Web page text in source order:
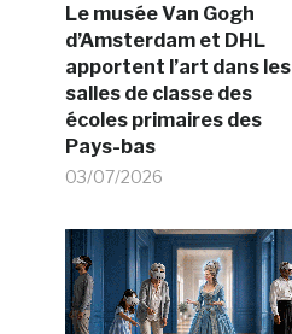
Le musée Van Gogh
d’Amsterdam et DHL
apportent l’art dans les
salles de classe des
écoles primaires des
Pays-bas
03/07/2026